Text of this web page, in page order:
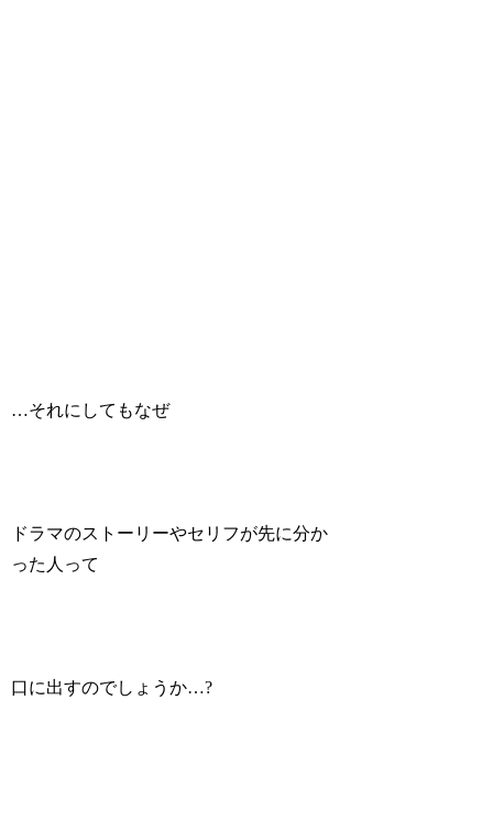
…それにしてもなぜ
ドラマのストーリーやセリフが先に分か
った人って
口に出すのでしょうか…?